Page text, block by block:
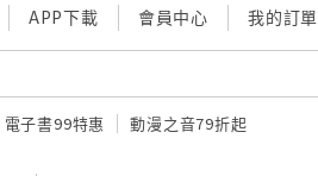
APP下載 會員中心 我的訂單
電子書99特惠 動漫之音79折起